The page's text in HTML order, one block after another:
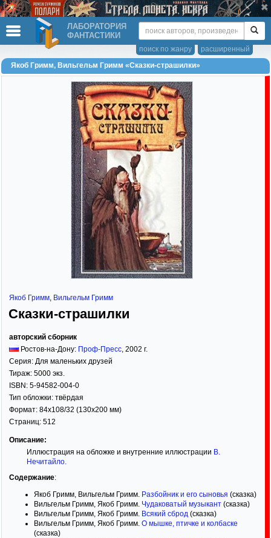
ЛАБОРАТОРИЯ
ФАНТАСТИКИ
расширенный
поиск по жанру
Якоб Гримм, Вильгельм Гримм «Сказки-страшилки»
Якоб Гримм, Вильгельм Гримм
Сказки-страшилки
авторский сборник
Ростов-на-Дону: Проф-Пресс, 2002 г.
Серия: Для маленьких друзей
Тираж: 5000 экз.
ISBN: 5-94582-004-0
Тип обложки: твёрдая
Формат: 84x108/32 (130x200 мм)
Страниц: 512
Описание:
Иллюстрация на обложке и внутренние иллюстрации В.
Нечитайло.
Содержание:
Якоб Гримм, Вильгельм Гримм. Разбойник и его сыновья (сказка)
Вильгельм Гримм, Якоб Гримм. Чудаковатый музыкант (сказка)
Вильгельм Гримм, Якоб Гримм. Всякий сброд (сказка)
Вильгельм Гримм, Якоб Гримм. О мышке, птичке и колбаске
(сказка)